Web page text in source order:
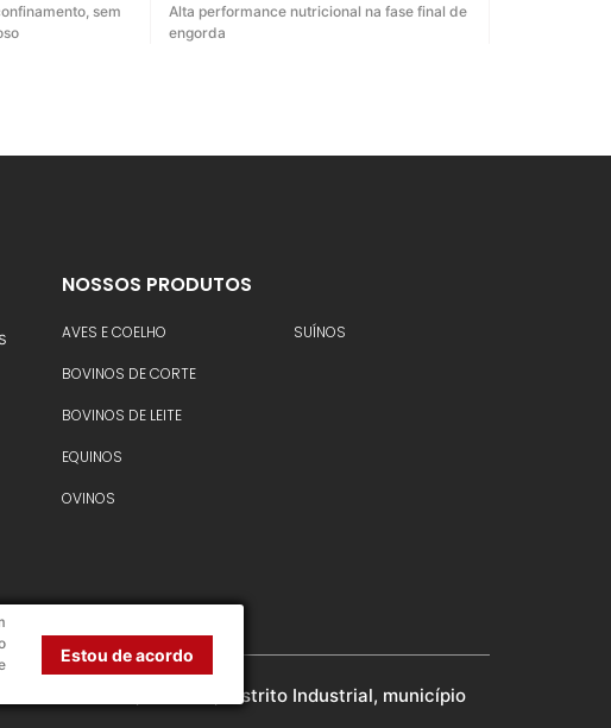
sem
Alta performance nutricional na fase final de
engorda
Estou de acordo
NOSSOS PRODUTOS
AVES E COELHO
BOVINOS DE CORTE
BOVINOS DE LEITE
EQUINOS
OVINOS
SUÍNOS
Vieira Romão, nº 2739, Distrito Industrial, município